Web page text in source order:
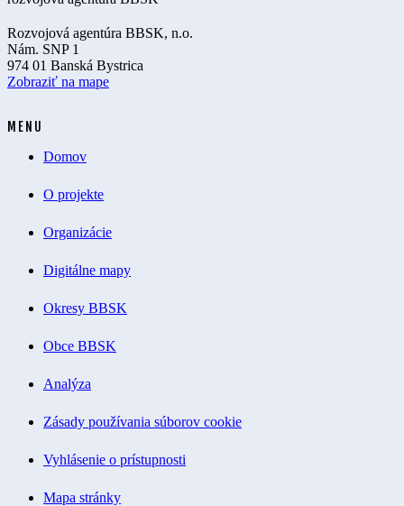
Rozvojová agentúra BBSK, n.o.
Nám. SNP 1
974 01 Banská Bystrica
Zobraziť na mape
MENU
Domov
O projekte
Organizácie
Digitálne mapy
Okresy BBSK
Obce BBSK
Analýza
Zásady používania súborov cookie
Vyhlásenie o prístupnosti
Mapa stránky